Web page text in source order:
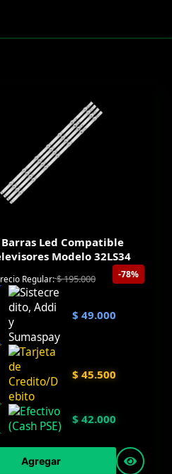
Led Compatible
Modelo 32LS34
-78%
Regular:$195.000
$ 49.000
$ 45.500
$ 42.000
Agregar